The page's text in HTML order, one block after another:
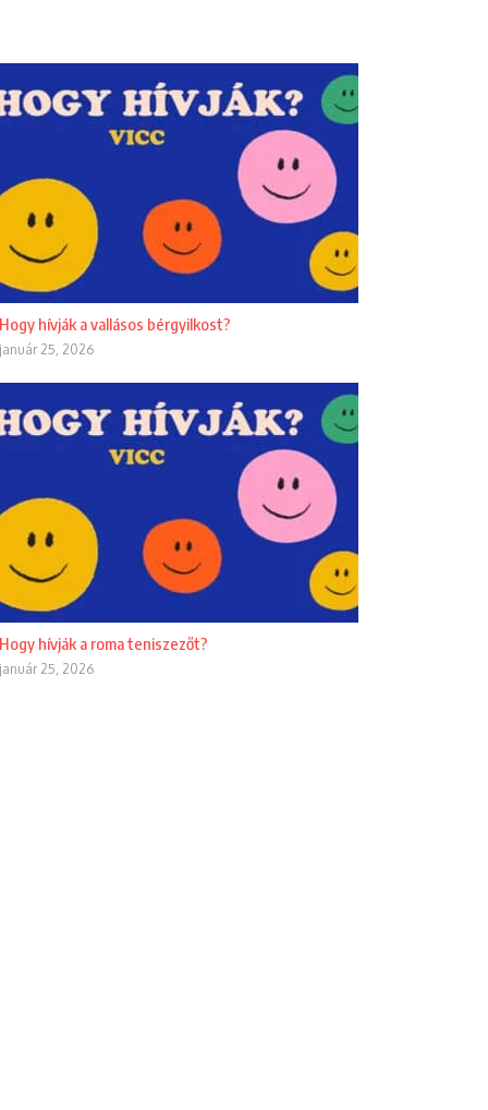
Hogy hívják a vallásos bérgyilkost?
január 25, 2026
Hogy hívják a roma teniszezőt?
január 25, 2026